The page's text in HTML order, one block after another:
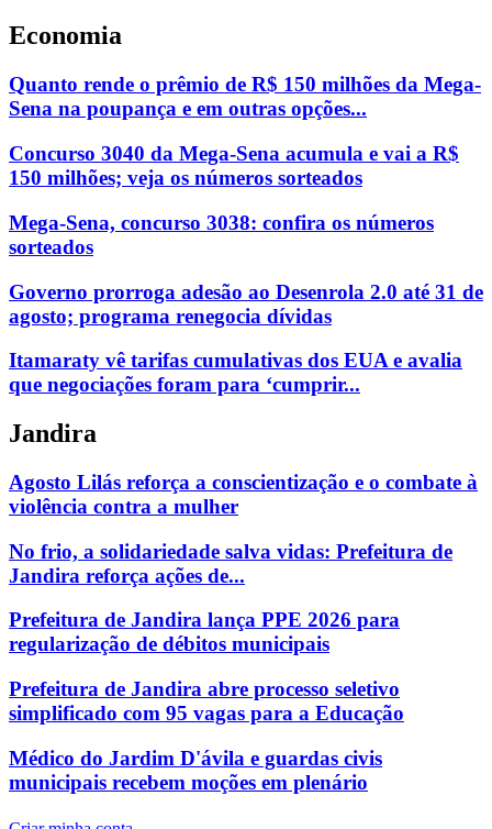
Economia
Quanto rende o prêmio de R$ 150 milhões da Mega-
Sena na poupança e em outras opções...
Concurso 3040 da Mega-Sena acumula e vai a R$
150 milhões; veja os números sorteados
Mega-Sena, concurso 3038: confira os números
sorteados
Governo prorroga adesão ao Desenrola 2.0 até 31 de
agosto; programa renegocia dívidas
Itamaraty vê tarifas cumulativas dos EUA e avalia
que negociações foram para ‘cumprir...
Jandira
Agosto Lilás reforça a conscientização e o combate à
violência contra a mulher
No frio, a solidariedade salva vidas: Prefeitura de
Jandira reforça ações de...
Prefeitura de Jandira lança PPE 2026 para
regularização de débitos municipais
Prefeitura de Jandira abre processo seletivo
simplificado com 95 vagas para a Educação
Médico do Jardim D'ávila e guardas civis
municipais recebem moções em plenário